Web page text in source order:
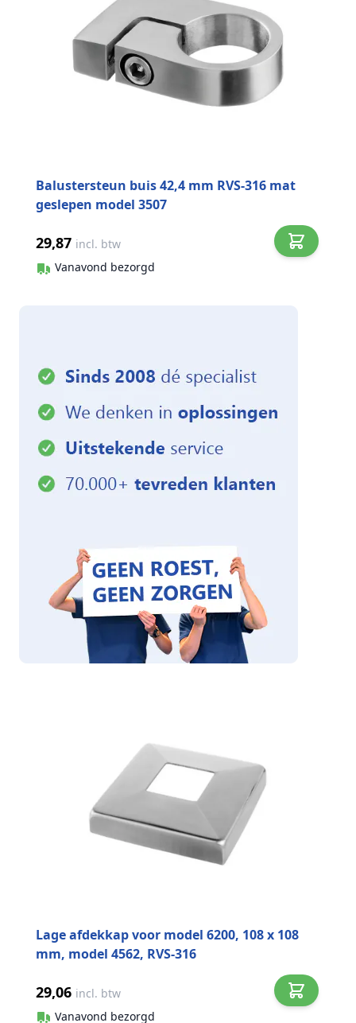
Balustersteun buis 42,4 mm RVS-316 mat
geslepen model 3507
29,87 incl. btw
Vanavond bezorgd
Lage afdekkap voor model 6200, 108 x 108
mm, model 4562, RVS-316
29,06 incl. btw
Vanavond bezorgd